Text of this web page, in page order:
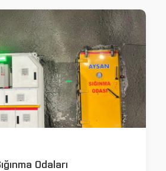
Odaları